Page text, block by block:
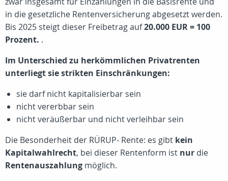
in die gesetzliche Rentenversicherung abgesetzt werden.
Bis 2025 steigt dieser Freibetrag auf20.000 EUR = 100
Prozent. .
Im Unterschied zu herkömmlichen Privatrenten
unterliegt sie strikten Einschränkungen:
sie darf nicht kapitalisierbar sein
nicht vererbbar sein
nicht veräußerbar und nicht verleihbar sein
Die Besonderheit der RÜRUP- Rente: es gibt kein
Kapitalwahlrecht, bei dieser Rentenform ist nur die
Rentenauszahlung möglich.